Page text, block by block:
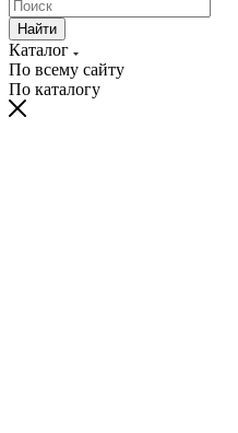
Найти
Каталог
По всему сайту
По каталогу